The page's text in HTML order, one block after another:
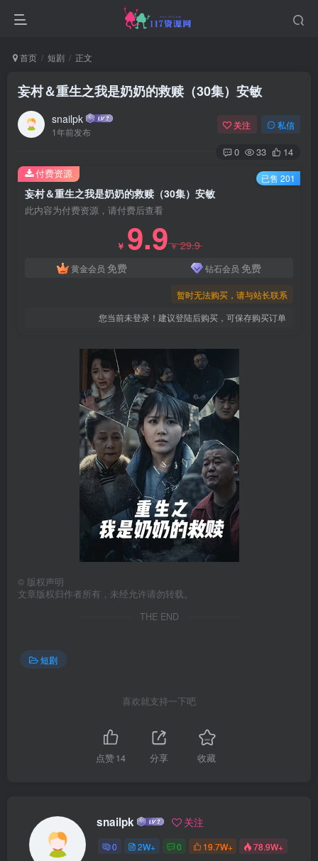
首页 短剧 正文
妄村＆重生之我是奶奶的救赎（30集）安敏
snailpk
1年前发布
关注 私信
0 33 14
妄村＆重生之我是奶奶的救赎（30集）安敏
此内容为付费资源，请付费后查看
￥ 9.9￥29.9
黄金会员 免费 钻石会员 免费
暂时无法购买，请与站长联系
您当前未登录！建议登陆后购买，可保存购买订单
付费资源 已售 201
© 版权声明
文章版权归作者所有，未经允许请勿转载。
THE END
短剧
喜欢就支持一下吧
点赞14 分享 收藏
snailpk 关注
0 2W+ 0 19.7W+ 78.9W+